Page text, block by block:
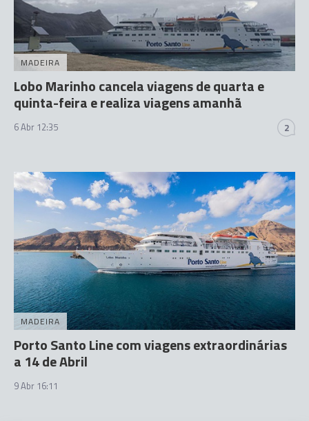
MADEIRA
Lobo Marinho cancela viagens de quarta e
quinta-feira e realiza viagens amanhã
6 Abr 12:35 2
MADEIRA
Porto Santo Line com viagens extraordinárias
a 14 de Abril
9 Abr 16:11